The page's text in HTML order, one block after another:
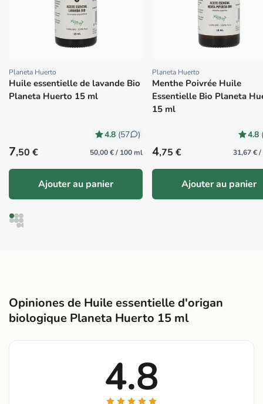
Proveedor:
Planeta Huerto
Huile essentielle de lavande Bio
Planeta Huerto 15 ml
4.8 (57 )
Precio habitual
7,50 € 50,00 € / 100 ml
Ajouter au panier
Proveedor:
Planeta Huerto
Menthe Poivrée Huile
Essentielle Bio Planeta
15 ml
4.8
Precio habitual
4,75 € 31,67 €
Ajouter au panier
Opiniones de Huile essentielle d'origan
biologique Planeta Huerto 15 ml
4.8